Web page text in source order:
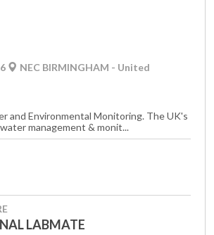
NEC BIRMINGHAM - United
and Environmental Monitoring. The UK's
management & monit...
LABMATE